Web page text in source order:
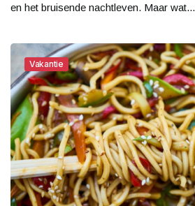
en het bruisende nachtleven. Maar wat...
Vakantie